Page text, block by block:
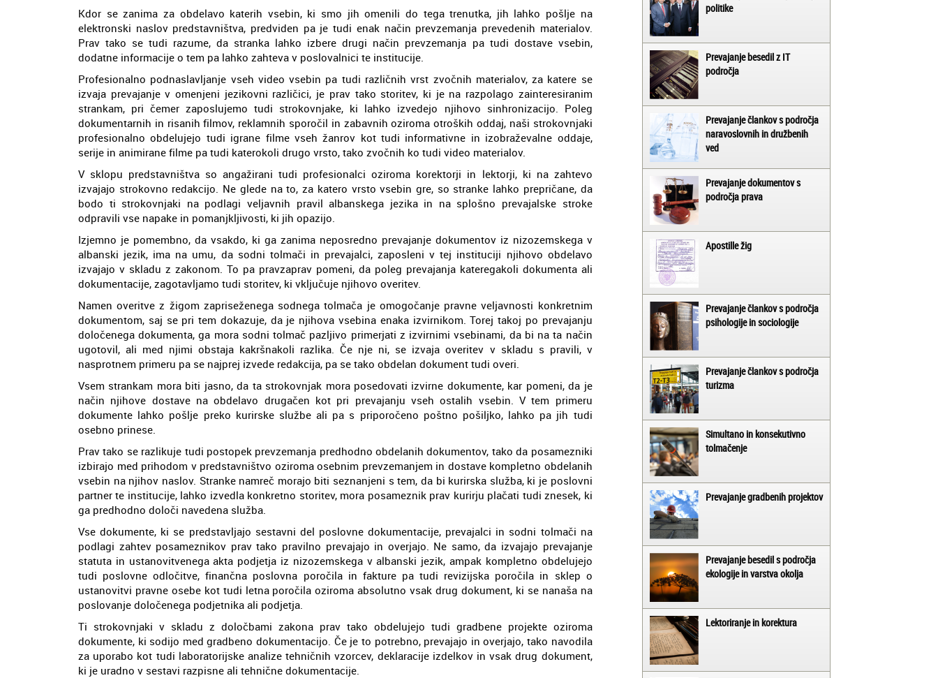
Kdor se zanima za obdelavo katerih vsebin, ki smo jih omenili do tega trenutka, jih lahko pošlje na
elektronski naslov predstavništva, predviden pa je tudi enak način prevzemanja prevedenih materialov.
Prav tako se tudi razume, da stranka lahko izbere drugi način prevzemanja pa tudi dostave vsebin,
dodatne informacije o tem pa lahko zahteva v poslovalnici te institucije.
Profesionalno podnaslavljanje vseh video vsebin pa tudi različnih vrst zvočnih materialov, za katere se
izvaja prevajanje v omenjeni jezikovni različici, je prav tako storitev, ki je na razpolago zainteresiranim
strankam, pri čemer zaposlujemo tudi strokovnjake, ki lahko izvedejo njihovo sinhronizacijo. Poleg
dokumentarnih in risanih filmov, reklamnih sporočil in zabavnih oziroma otroških oddaj, naši strokovnjaki
profesionalno obdelujejo tudi igrane filme vseh žanrov kot tudi informativne in izobraževalne oddaje,
serije in animirane filme pa tudi katerokoli drugo vrsto, tako zvočnih ko tudi video materialov.
V sklopu predstavništva so angažirani tudi profesionalci oziroma korektorji in lektorji, ki na zahtevo
izvajajo strokovno redakcijo. Ne glede na to, za katero vrsto vsebin gre, so stranke lahko prepričane, da
bodo ti strokovnjaki na podlagi veljavnih pravil albanskega jezika in na splošno prevajalske stroke
odpravili vse napake in pomanjkljivosti, ki jih opazijo.
Izjemno je pomembno, da vsakdo, ki ga zanima neposredno prevajanje dokumentov iz nizozemskega v
albanski jezik, ima na umu, da sodni tolmači in prevajalci, zaposleni v tej instituciji njihovo obdelavo
izvajajo v skladu z zakonom. To pa pravzaprav pomeni, da poleg prevajanja kateregakoli dokumenta ali
dokumentacije, zagotavljamo tudi storitev, ki vključuje njihovo overitev.
Namen overitve z žigom zapriseženega sodnega tolmača je omogočanje pravne veljavnosti konkretnim
dokumentom, saj se pri tem dokazuje, da je njihova vsebina enaka izvirnikom. Torej takoj po prevajanju
določenega dokumenta, ga mora sodni tolmač pazljivo primerjati z izvirnimi vsebinami, da bi na ta način
ugotovil, ali med njimi obstaja kakršnakoli razlika. Če nje ni, se izvaja overitev v skladu s pravili, v
nasprotnem primeru pa se najprej izvede redakcija, pa se tako obdelan dokument tudi overi.
Vsem strankam mora biti jasno, da ta strokovnjak mora posedovati izvirne dokumente, kar pomeni, da je
način njihove dostave na obdelavo drugačen kot pri prevajanju vseh ostalih vsebin. V tem primeru
dokumente lahko pošlje preko kurirske službe ali pa s priporočeno poštno pošiljko, lahko pa jih tudi
osebno prinese.
Prav tako se razlikuje tudi postopek prevzemanja predhodno obdelanih dokumentov, tako da posamezniki
izbirajo med prihodom v predstavništvo oziroma osebnim prevzemanjem in dostave kompletno obdelanih
vsebin na njihov naslov. Stranke namreč morajo biti seznanjeni s tem, da bi kurirska služba, ki je poslovni
partner te institucije, lahko izvedla konkretno storitev, mora posameznik prav kurirju plačati tudi znesek, ki
ga predhodno določi navedena služba.
Vse dokumente, ki se predstavljajo sestavni del poslovne dokumentacije, prevajalci in sodni tolmači na
podlagi zahtev posameznikov prav tako pravilno prevajajo in overjajo. Ne samo, da izvajajo prevajanje
statuta in ustanovitvenega akta podjetja iz nizozemskega v albanski jezik, ampak kompletno obdelujejo
tudi poslovne odločitve, finančna poslovna poročila in fakture pa tudi revizijska poročila in sklep o
ustanovitvi pravne osebe kot tudi letna poročila oziroma absolutno vsak drug dokument, ki se nanaša na
poslovanje določenega podjetnika ali podjetja.
Ti strokovnjaki v skladu z določbami zakona prav tako obdelujejo tudi gradbene projekte oziroma
dokumente, ki sodijo med gradbeno dokumentacijo. Če je to potrebno, prevajajo in overjajo, tako navodila
za uporabo kot tudi laboratorijske analize tehničnih vzorcev, deklaracije izdelkov in vsak drug dokument,
ki je uradno v sestavi razpisne ali tehnične dokumentacije.
politike
Prevajanje besedil z IT
področja
Prevajanje člankov s področja
naravoslovnih in družbenih
ved
Prevajanje dokumentov s
področja prava
Apostille žig
Prevajanje člankov s področja
psihologije in sociologije
Prevajanje člankov s področja
turizma
Simultano in konsekutivno
tolmačenje
Prevajanje gradbenih projektov
Prevajanje besedil s področja
ekologije in varstva okolja
Lektoriranje in korektura